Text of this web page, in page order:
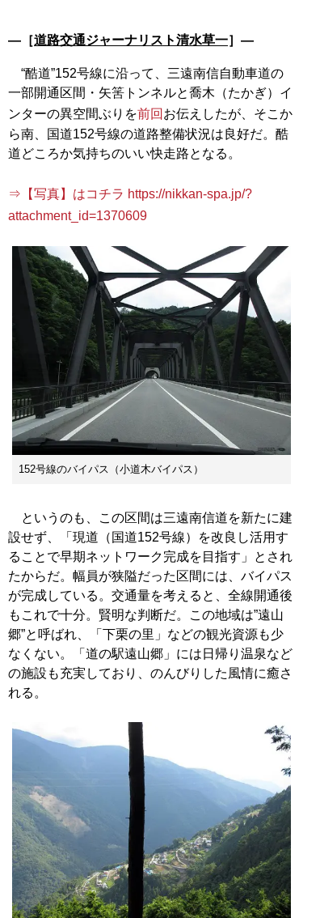
―［道路交通ジャーナリスト清水草一］―
“酷道”152号線に沿って、三遠南信自動車道の
一部開通区間・矢筈トンネルと喬木（たかぎ）イ
ンターの異空間ぶりを前回 お伝えしたが、そこか
ら南、国道152号線の道路整備状況は良好だ。酷
道どころか気持ちのいい快走路となる。
⇒【写真】はコチラ https://nikkan-spa.jp/?
attachment_id=1370609
152号線のバイパス（小道木バイパス）
というのも、この区間は三遠南信道を新たに建
設せず、「現道（国道152号線）を改良し活用す
ることで早期ネットワーク完成を目指す」とされ
たからだ。幅員が狭隘だった区間には、バイパス
が完成している。交通量を考えると、全線開通後
もこれで十分。賢明な判断だ。この地域は”遠山
郷”と呼ばれ、「下栗の里」などの観光資源も少
なくない。「道の駅遠山郷」には日帰り温泉など
の施設も充実しており、のんびりした風情に癒さ
れる。